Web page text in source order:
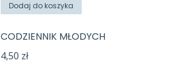
Dodaj do koszyka
CODZIENNIK MŁODYCH
4,50 zł